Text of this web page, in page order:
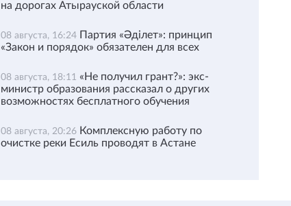
на дорогах Атырауской области
08 августа, 16:24 Партия «Әділет»: принцип
«Закон и порядок» обязателен для всех
08 августа, 18:11 «Не получил грант?»: экс-
министр образования рассказал о других
возможностях бесплатного обучения
08 августа, 20:26 Комплексную работу по
очистке реки Есиль проводят в Астане